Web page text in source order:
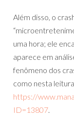
Além disso, o
uma hora; ele
aparece em
fenômeno dos
como nesta
https://
ID=13807.